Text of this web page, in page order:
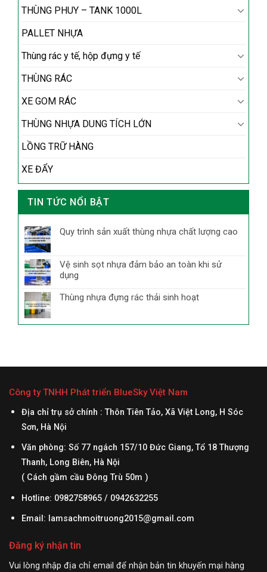
THÙNG PHUY – TANK 1000L
PALLET NHỰA
Thùng rác y tế, hộp đựng y tế
THÙNG RÁC
XE GOM RÁC
THÙNG NHỰA DUNG TÍCH LỚN
LỒNG TRỮ HÀNG
XE ĐẨY
TIN TỨC NỔI BẬT
Quy trình sản xuất thùng nhựa chất lượng cao
Vệ sinh sọt nhựa đảm bảo an toàn khi sử
dụng
Thùng nhựa đựng rác thải sinh hoạt
Công ty TNHH Phát triển BlueSky Việt Nam
Địa chỉ trụ sở chính : Thôn Tiên Tảo, Xã Việt Long, H Sóc
Sơn, Hà Nội
Văn phòng: Số 77 ngách 157/10 Đức Giang, Tổ 18 Thượng
Thanh, Long Biên, Hà Nội
( Cách gầm cầu Đông Trù 50m )
Hotline: 0982758965 / 0942632255
Email: lamsachmoitruong2015@gmail.com
Đăng ký nhận tin
Vui lòng nhập địa chỉ email để nhận bản tin khuyến mại hàng